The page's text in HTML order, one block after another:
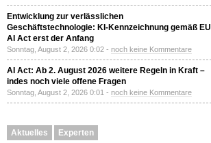
Entwicklung zur verlässlichen
Geschäftstechnologie: KI-Kennzeichnung gemäß EU
AI Act erst der Anfang
Sonntag, August 2, 2026 0:02 - noch keine Kommentare
AI Act: Ab 2. August 2026 weitere Regeln in Kraft –
indes noch viele offene Fragen
Sonntag, August 2, 2026 0:01 - noch keine Kommentare
Aktuelles Experten